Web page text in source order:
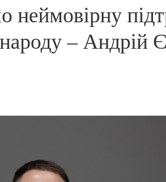
неймовірну
– Андрій